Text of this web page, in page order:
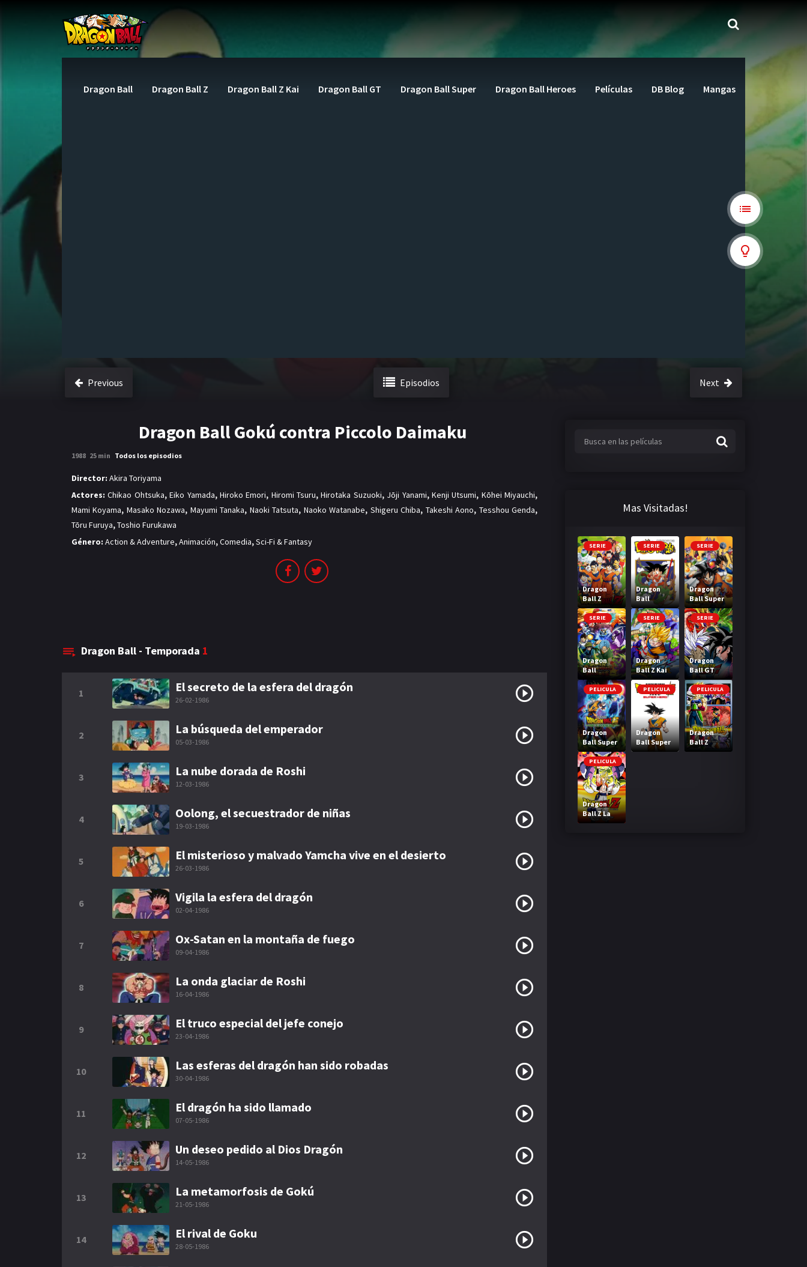
Dragon Ball Dragon Ball Z Dragon Ball Z Kai Dragon Ball GT Dragon Ball Super Dragon Ball Heroes Películas DB Blog Mangas
Previous Episodios Next
Dragon Ball Gokú contra Piccolo Daimaku
1988 25 min Todos los episodios
Director: Akira Toriyama
Actores: Chikao Ohtsuka,Eiko Yamada, Hiroko Emori, Hiromi Tsuru,Hirotaka Suzuoki, Jōji Yanami, Kenji Utsumi, Kōhei Miyauchi,
Mami Koyama, Masako Nozawa, Mayumi Tanaka, Naoki Tatsuta, Naoko Watanabe, Shigeru Chiba, Takeshi Aono, Tesshou Genda,
Tōru Furuya,Toshio Furukawa
Género: Action & Adventure,Animación,Comedia,Sci-Fi & Fantasy
Dragon Ball - Temporada 1
1 El secreto de la esfera del dragón
26-02-1986
2 La búsqueda del emperador
05-03-1986
3 La nube dorada de Roshi
12-03-1986
4 Oolong, el secuestrador de niñas
19-03-1986
5 El misterioso y malvado Yamcha vive en el desierto
26-03-1986
6 Vigila la esfera del dragón
02-04-1986
7 Ox-Satan en la montaña de fuego
09-04-1986
8 La onda glaciar de Roshi
16-04-1986
9 El truco especial del jefe conejo
23-04-1986
10 Las esferas del dragón han sido robadas
30-04-1986
11 El dragón ha sido llamado
07-05-1986
12 Un deseo pedido al Dios Dragón
14-05-1986
13 La metamorfosis de Gokú
21-05-1986
14 El rival de Goku
28-05-1986
Mas Visitadas!
SERIE
Dragon
Ball Z
SERIE
Dragon
Ball
SERIE
Dragon
Ball Super
SERIE
Dragon
Ball
Heroes
SERIE
Dragon
Ball Z Kai
SERIE
Dragon
Ball GT
PELICULA
Dragon
Ball Super
Broly
PELICULA
Dragon
Ball Super
Super Hero
PELICULA
Dragon
Ball Z
Bardock El
PELICULA
Dragon
Ball Z La
Fusion de